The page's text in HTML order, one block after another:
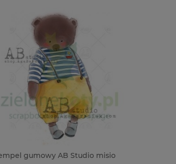
gumowy AB Studio misio